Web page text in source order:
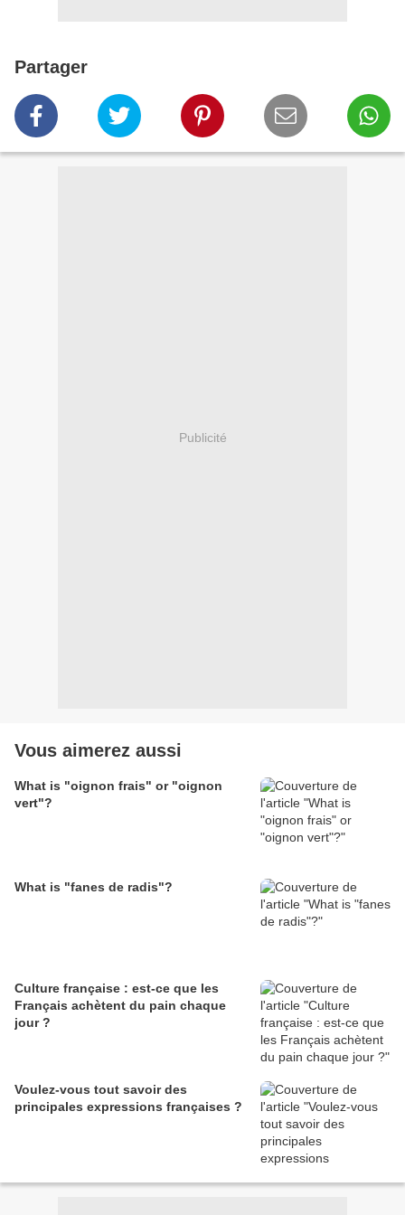
Partager
Publicité
Vous aimerez aussi
What is "oignon frais" or "oignon
vert"?
What is "fanes de radis"?
Culture française : est-ce que les
Français achètent du pain chaque
jour ?
Voulez-vous tout savoir des
principales expressions françaises ?